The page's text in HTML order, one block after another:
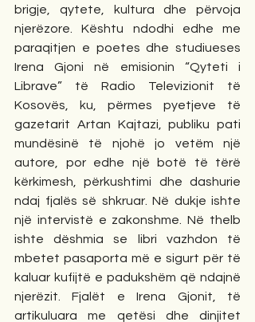
brigje, qytete, kultura dhe përvoja
njerëzore. Kështu ndodhi edhe me
paraqitjen e poetes dhe studiueses
Irena Gjoni në emisionin “Qyteti i
Librave” të Radio Televizionit të
Kosovës, ku, përmes pyetjeve të
gazetarit Artan Kajtazi, publiku pati
mundësinë të njohë jo vetëm një
autore, por edhe një botë të tërë
kërkimesh, përkushtimi dhe dashurie
ndaj fjalës së shkruar. Në dukje ishte
një intervistë e zakonshme. Në thelb
ishte dëshmia se libri vazhdon të
mbetet pasaporta më e sigurt për të
kaluar kufijtë e padukshëm që ndajnë
njerëzit. Fjalët e Irena Gjonit, të
artikuluara me qetësi dhe dinjitet